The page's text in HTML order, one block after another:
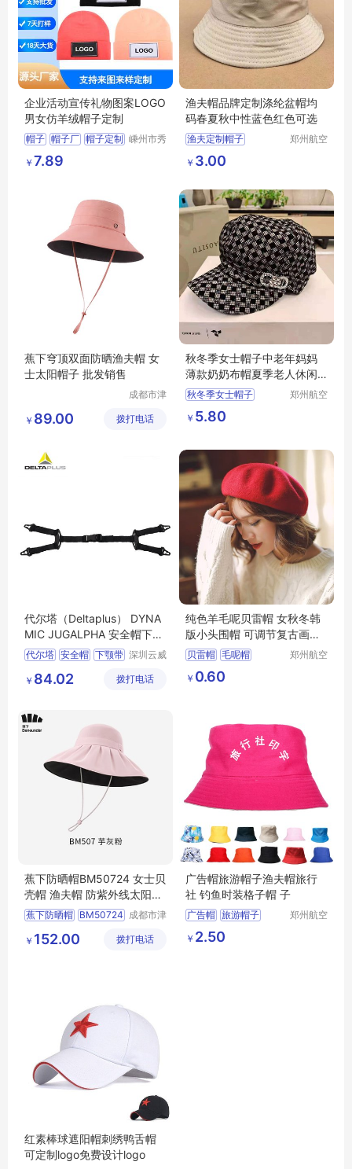
企业活动宣传礼物图案LOGO
男女仿羊绒帽子定制
帽子 帽子厂 帽子定制
仿羊绒帽子
嵊州市秀
￥ 7.89
渔夫帽品牌定制涤纶盆帽均
码春夏秋中性蓝色红色可选
渔夫定制帽子
郑州航空
￥ 3.00
蕉下穹顶双面防晒渔夫帽 女
士太阳帽子 批发销售
成都市津
技有限公
￥ 89.00 拨打电话
秋冬季女士帽子中老年妈妈
薄款奶奶布帽夏季老人休闲
鸭舌帽时装帽
秋冬季女士帽子
鸭舌帽时装帽
郑州航空
￥ 5.80
代尔塔（Deltaplus） DYNA
MIC JUGALPHA 安全帽下颚
带Y形 102015
代尔塔 安全帽 下颚带 深圳云威
有限公司
￥ 84.02 拨打电话
纯色羊毛呢贝雷帽 女秋冬韩
版小头围帽 可调节复古画家
帽 冬季帽子
贝雷帽 毛呢帽
冬季帽子
郑州航空
￥ 0.60
蕉下防晒帽BM50724 女士贝
壳帽 渔夫帽 防紫外线太阳帽
子
蕉下防晒帽 BM50724
防紫外线太阳帽子
成都市津
技有限公
￥ 152.00 拨打电话
广告帽旅游帽子渔夫帽旅行
社 钓鱼时装格子帽 子
广告帽 旅游帽子
渔夫帽 旅行社定制帽
郑州航空
￥ 2.50
红素棒球遮阳帽刺绣鸭舌帽
可定制logo免费设计logo